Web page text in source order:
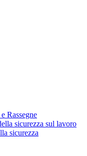
Rassegne
sicurezza sul lavoro
sicurezza